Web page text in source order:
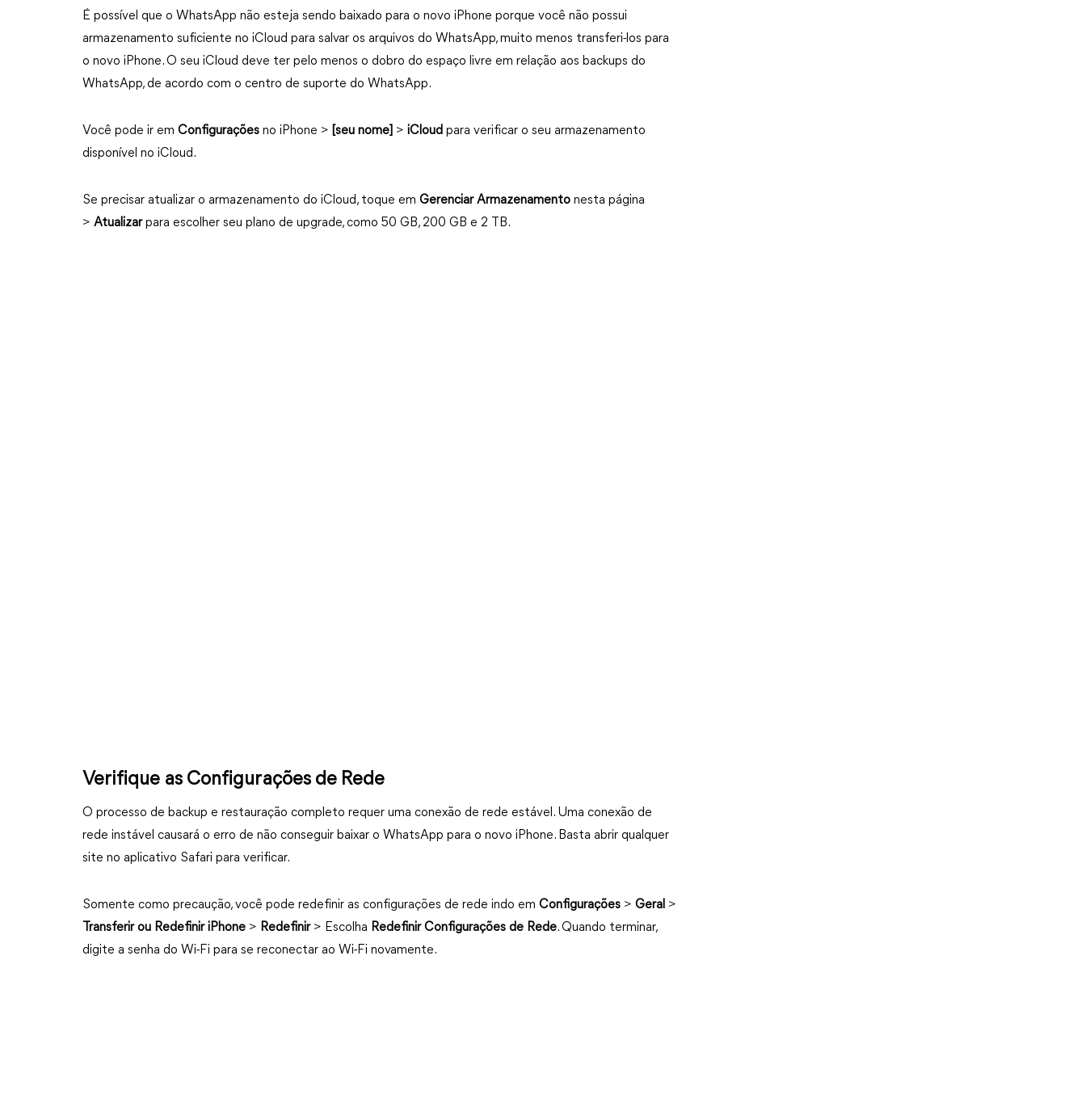
É possível que o WhatsApp não esteja sendo baixado para o novo iPhone porque você não possui
armazenamento suficiente no iCloud para salvar os arquivos do WhatsApp, muito menos transferi-los para
o novo iPhone. O seu iCloud deve ter pelo menos o dobro do espaço livre em relação aos backups do
WhatsApp, de acordo com o centro de suporte do WhatsApp.
Você pode ir em Configurações no iPhone > [seu nome] > iCloud para verificar o seu armazenamento
disponível no iCloud.
Se precisar atualizar o armazenamento do iCloud, toque em Gerenciar Armazenamento nesta página
> Atualizarpara escolher seu plano de upgrade, como 50 GB, 200 GB e 2 TB.
Verifique as Configurações de Rede
O processo de backup e restauração completo requer uma conexão de rede estável. Uma conexão de
rede instável causará o erro de não conseguir baixar o WhatsApp para o novo iPhone. Basta abrir qualquer
site no aplicativo Safari para verificar.
Somente como precaução, você pode redefinir as configurações de rede indo em Configurações > Geral >
Transferir ou Redefinir iPhone > Redefinir> Escolha Redefinir Configurações de Rede. Quando terminar,
digite a senha do Wi-Fi para se reconectar ao Wi-Fi novamente.